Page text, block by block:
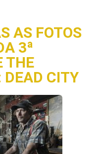
AS FOTOS
3ª
THE
DEAD CITY